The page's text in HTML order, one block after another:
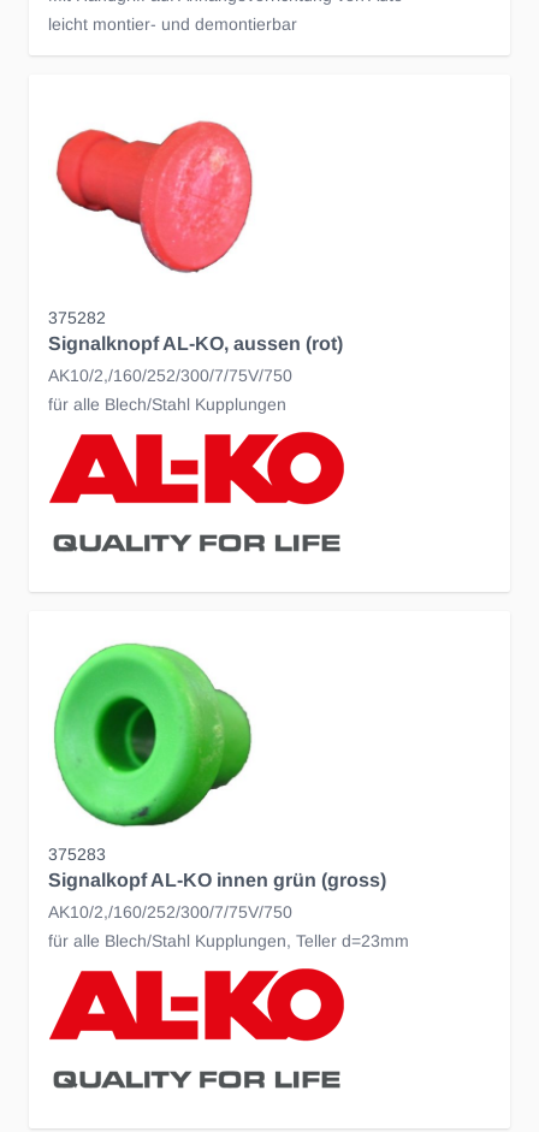
leicht montier- und demontierbar
375282
Signalknopf AL-KO, aussen (rot)
AK10/2,/160/252/300/7/75V/750
für alle Blech/Stahl Kupplungen
375283
Signalkopf AL-KO innen grün (gross)
AK10/2,/160/252/300/7/75V/750
für alle Blech/Stahl Kupplungen, Teller d=23mm